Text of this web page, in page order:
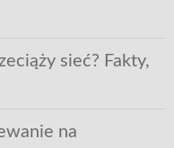
sieć? Fakty,
na